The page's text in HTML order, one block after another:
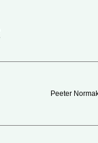
Peeter